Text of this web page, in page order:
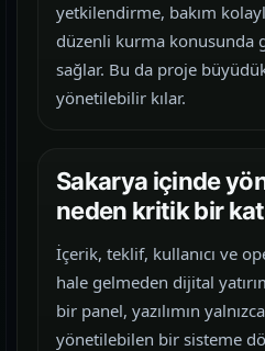
yetkilendirme, bakım
düzenli kurma konusunda
sağlar. Bu da proje
yönetilebilir kılar.
Sakarya içinde
neden kritik bir
İçerik, teklif, kullanıcı ve
hale gelmeden dijital
bir panel, yazılımın
yönetilebilen bir sisteme